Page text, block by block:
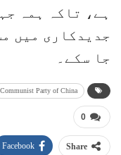
ہے، تاکہ ہمہ
جدیدکاری میں
جا سکے۔
Communist Party of China
0
Share
Facebook